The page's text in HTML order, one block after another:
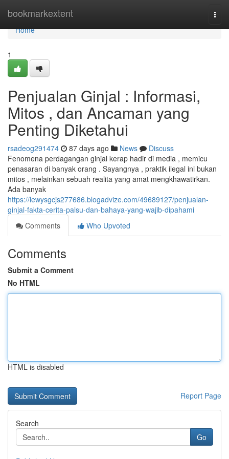
bookmarkextent
Home
Home
1
Penjualan Ginjal : Informasi,
Mitos , dan Ancaman yang
Penting Diketahui
rsadeog291474 87 days ago News
Discuss
Fenomena perdagangan ginjal kerap hadir di media , memicu
penasaran di banyak orang . Sayangnya , praktik ilegal ini bukan
mitos , melainkan sebuah realita yang amat mengkhawatirkan.
Ada banyak
https://lewysgcjs277686.blogadvize.com/49689127/penjualan-
ginjal-fakta-cerita-palsu-dan-bahaya-yang-wajib-dipahami
Comments
Who Upvoted
Comments
Submit a Comment
No HTML
HTML is disabled
Report Page
Search
Go